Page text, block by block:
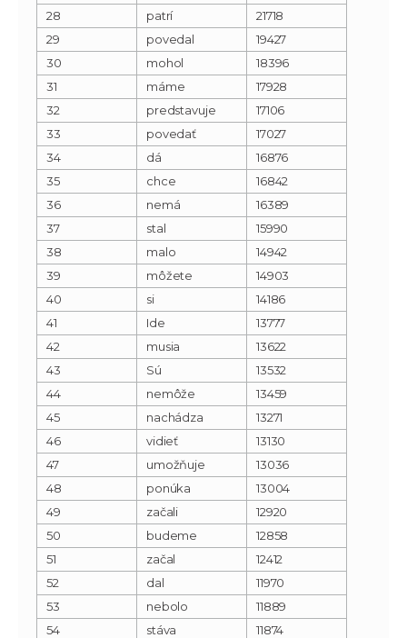
28
patrí
21718
29
povedal
19427
30
mohol
18396
31
máme
17928
32
predstavuje
17106
33
povedať
17027
34
dá
16876
35
chce
16842
36
nemá
16389
37
stal
15990
38
malo
14942
39
môžete
14903
40
si
14186
41
Ide
13777
42
musia
13622
43
Sú
13532
44
nemôže
13459
45
nachádza
13271
46
vidieť
13130
47
umožňuje
13036
48
ponúka
13004
49
začali
12920
50
budeme
12858
51
začal
12412
52
dal
11970
53
nebolo
11889
54
stáva
11874